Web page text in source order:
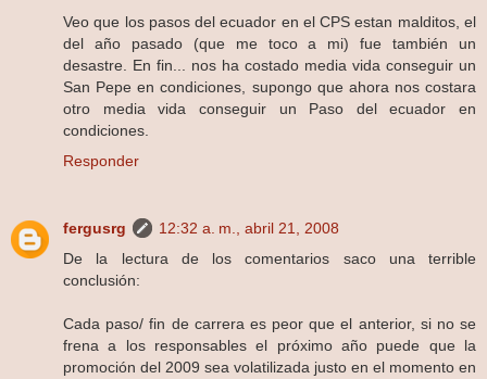
Veo que los pasos del ecuador en el CPS estan malditos, el
del año pasado (que me toco a mi) fue también un
desastre. En fin... nos ha costado media vida conseguir un
San Pepe en condiciones, supongo que ahora nos costara
otro media vida conseguir un Paso del ecuador en
condiciones.
Responder
fergusrg
12:32 a. m., abril 21, 2008
De la lectura de los comentarios saco una terrible
conclusión:
Cada paso/ fin de carrera es peor que el anterior, si no se
frena a los responsables el próximo año puede que la
promoción del 2009 sea volatilizada justo en el momento en